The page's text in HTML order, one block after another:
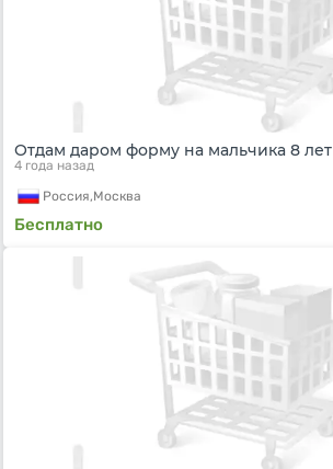
Отдам даром форму на мальчика 8 лет
4 года назад
Россия,Москва
Бесплатно